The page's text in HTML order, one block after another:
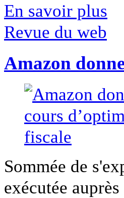
En savoir plus
Revue du web
Amazon
Sommée de
exécutée